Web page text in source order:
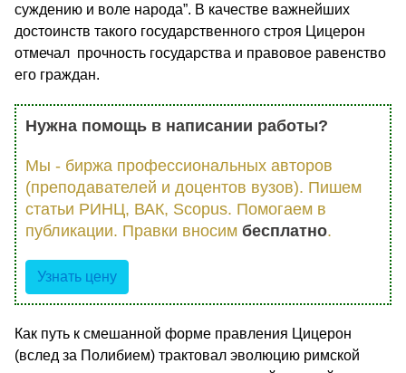
суждению и воле народа”. В качестве важнейших
достоинств такого государственного строя Цицерон
отмечал прочность государства и правовое равенство
его граждан.
Нужна помощь в написании работы?
Мы - биржа профессиональных авторов
(преподавателей и доцентов вузов). Пишем
статьи РИНЦ, ВАК, Scopus. Помогаем в
публикации. Правки вносим бесплатно.
Узнать цену
Как путь к смешанной форме правления Цицерон
(вслед за Полибием) трактовал эволюцию римской